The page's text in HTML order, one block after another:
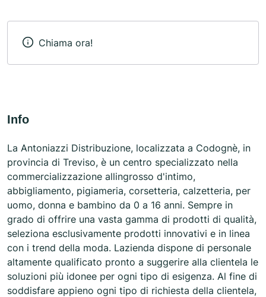
Chiama ora!
Info
La Antoniazzi Distribuzione, localizzata a Codognè, in
provincia di Treviso, è un centro specializzato nella
commercializzazione allingrosso d'intimo,
abbigliamento, pigiameria, corsetteria, calzetteria, per
uomo, donna e bambino da 0 a 16 anni. Sempre in
grado di offrire una vasta gamma di prodotti di qualità,
seleziona esclusivamente prodotti innovativi e in linea
con i trend della moda. Lazienda dispone di personale
altamente qualificato pronto a suggerire alla clientela le
soluzioni più idonee per ogni tipo di esigenza. Al fine di
soddisfare appieno ogni tipo di richiesta della clientela,